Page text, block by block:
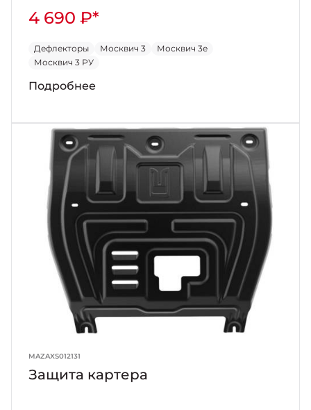
4 690 ₽*
Дефлекторы Москвич 3
Москвич 3е
Москвич 3 РУ
Подробнее
MAZAXS012131
Защита картера